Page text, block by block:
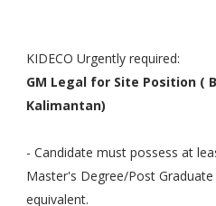
KIDECO Urgently required:
GM Legal for Site Position (
Kalimantan)
- Candidate must possess at
Master's Degree/Post
equivalent.